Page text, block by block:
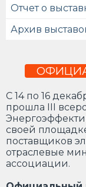
Отчет о
Архив
С 14 по 16
прошла III
своей
поставщиков
отраслевые
ассоциации.